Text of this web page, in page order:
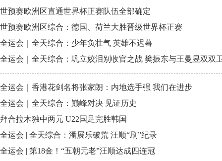
世预赛欧洲区直通世界杯正赛队伍全部确定
世预赛欧洲区综合：德国、荷兰大胜晋级世界杯正赛
全运会｜全天综合：少年负壮气 英雄不迟暮
全运会｜全天综合：巩立姣泪别收官之战 樊振东与王曼昱双双
全运会｜香港花剑名将张家朗：内地选手强 我们在进步
全运会｜全天综合：巅峰对决 见证历史
拜合拉木独中两元 U22国足完胜韩国
全运会 | 全天综合：潘展乐破荒 汪顺“刷”纪录
全运会 | 第18金！“五朝元老”汪顺达成四连冠